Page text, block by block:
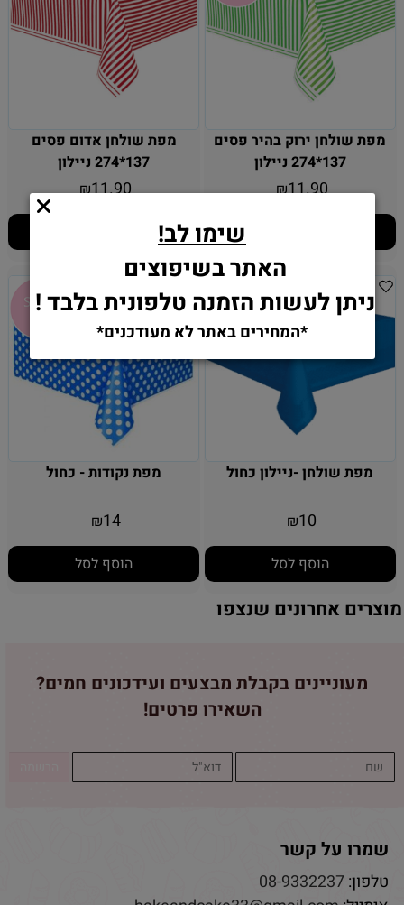
מפת שולחן ירוק בהיר פסים
137*274 ניילון
₪11.90
מפת שולחן אדום פסים
137*274 ניילון
₪11.90
מפת שולחן -ניילון כחול
₪10
הוסף לסל
מפת נקודות - כחול
₪14
הוסף לסל
מוצרים אחרונים שנצפו
מעוניינים בקבלת מבצעים ועידכונים חמים?
השאירו פרטים!
שמרו על קשר
טלפון:08-9332237
שימו לב!
האתר בשיפוצים
ניתן לעשות הזמנה טלפונית בלבד !
*המחירים באתר לא מעודכנים*